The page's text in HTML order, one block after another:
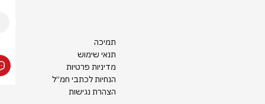
תמיכה
תנאי שימוש
מדיניות פרטיות
הנחיות לכתבי חמ״ל
הצהרת נגישות